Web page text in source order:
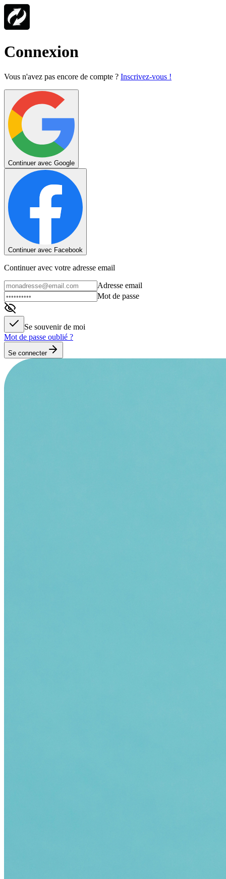
Connexion
Vous n'avez pas encore de compte ? Inscrivez-vous !
Continuer avec Google
Continuer avec Facebook
Continuer avec votre adresse email
Adresse email
Mot de passe
Se souvenir de moi
Mot de passe oublié ?
Se connecter